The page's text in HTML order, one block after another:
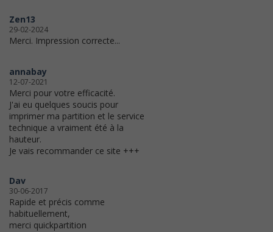
Zen13
29-02-2024
Merci. Impression correcte...
annabay
12-07-2021
Merci pour votre efficacité.
J'ai eu quelques soucis pour
imprimer ma partition et le service
technique a vraiment été à la
hauteur.
Je vais recommander ce site +++
Dav
30-06-2017
Rapide et précis comme
habituellement,
merci quickpartition